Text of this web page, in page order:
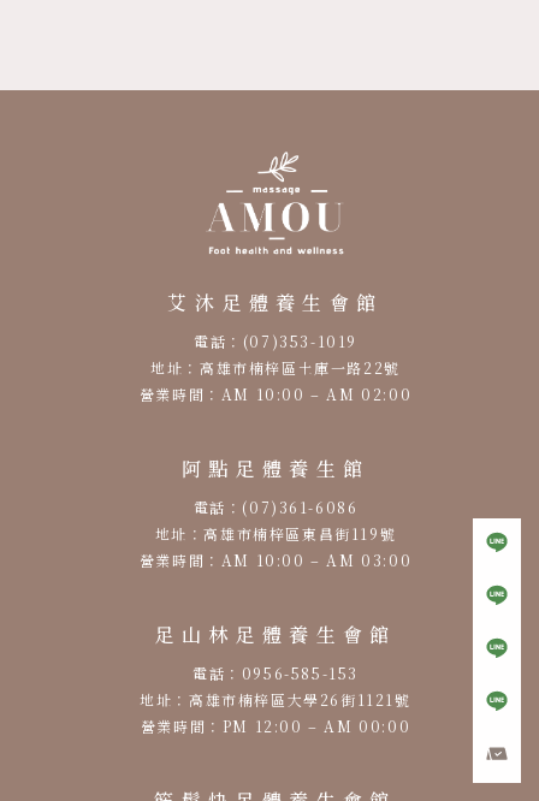
艾沐足體養生會館
電話：(07)353-1019
地址：高雄市楠梓區土庫一路22號
營業時間：AM 10:00 – AM 02:00
阿點足體養生館
電話：(07)361-6086
地址：高雄市楠梓區東昌街119號
營業時間：AM 10:00 – AM 03:00
足山林足體養生會館
電話：0956-585-153
地址：高雄市楠梓區大學26街1121號
營業時間：PM 12:00 – AM 00:00